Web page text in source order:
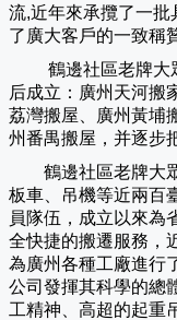
流,近年來承攬了一
了廣大客戶的一致稱
鶴邊社區老牌大
后成立：廣州天河搬
荔灣搬屋、廣州黃埔
州番禺搬屋，并逐步
鶴邊社區老牌大
板車、吊機等近兩百
員隊伍，成立以來為
全快捷的搬遷服務，
為廣州各種工廠進行
公司發揮其科學的總
工精神、高超的起重